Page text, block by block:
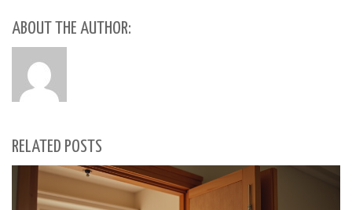
ABOUT THE AUTHOR:
RELATED POSTS